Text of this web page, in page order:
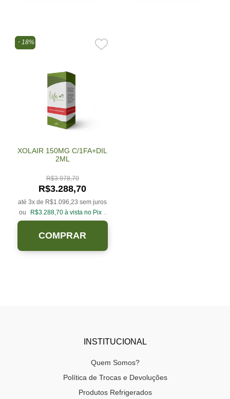
18%
XOLAIR 150MG C/1FA+DIL
2ML
R$3.978,70
R$3.288,70
até 3x de R$1.096,23 sem juros
ou
R$3.288,70 à vista no Pix .
COMPRAR
INSTITUCIONAL
Quem Somos?
Política de Trocas e Devoluções
Produtos Refrigerados